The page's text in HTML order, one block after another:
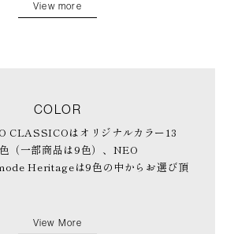
View more
COLOR
CLASSICOはオリジナルカラー13
（一部商品は9色）、NEO
Heritageは9色の中からお選び頂
View More